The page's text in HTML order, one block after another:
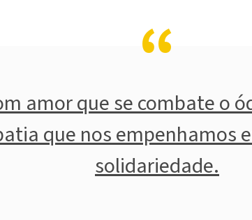
amor que se combate o
que nos empenhamos
solidariedade.